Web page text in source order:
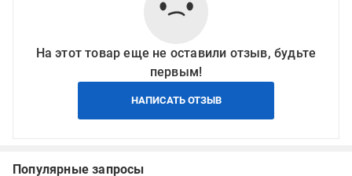
На этот товар еще не оставили отзыв, будьте
первым!
НАПИСАТЬ ОТЗЫВ
Популярные запросы